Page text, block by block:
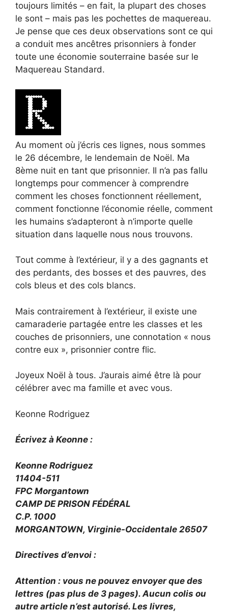
toujours limités – en fait, la plupart des choses
le sont – mais pas les pochettes de maquereau.
Je pense que ces deux observations sont ce qui
a conduit mes ancêtres prisonniers à fonder
toute une économie souterraine basée sur le
Maquereau Standard.
Au moment où j’écris ces lignes, nous sommes
le 26 décembre, le lendemain de Noël. Ma
8ème nuit en tant que prisonnier. Il n’a pas fallu
longtemps pour commencer à comprendre
comment les choses fonctionnent réellement,
comment fonctionne l’économie réelle, comment
les humains s’adapteront à n’importe quelle
situation dans laquelle nous nous trouvons.
Tout comme à l’extérieur, il y a des gagnants et
des perdants, des bosses et des pauvres, des
cols bleus et des cols blancs.
Mais contrairement à l’extérieur, il existe une
camaraderie partagée entre les classes et les
couches de prisonniers, une connotation « nous
contre eux », prisonnier contre flic.
Joyeux Noël à tous. J’aurais aimé être là pour
célébrer avec ma famille et avec vous.
Keonne Rodriguez
Écrivez à Keonne :
Keonne Rodriguez
11404-511
FPC Morgantown
CAMP DE PRISON FÉDÉRAL
C.P. 1000
MORGANTOWN, Virginie-Occidentale 26507
Directives d’envoi :
Attention : vous ne pouvez envoyer que des
lettres (pas plus de 3 pages). Aucun colis ou
autre article n’est autorisé. Les livres,